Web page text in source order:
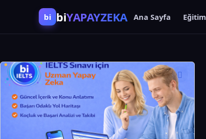
bi biYAPAYZEKA Ana Sayfa
Yapay Zekâ ile Sınav Hazırlık Eğitimleri